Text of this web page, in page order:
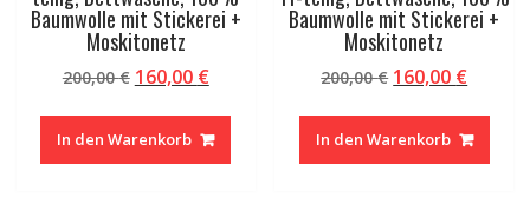
Baumwolle mit Stickerei +
Moskitonetz
200,00€ Ursprünglicher
war:
200,00 €
160,00 €Aktueller
160,00 €.
In den Warenkorb
Baumwolle mit Stickerei +
Moskitonetz
200,00€ Ursprünglicher
war:
200,00 €
160,00 €
160,00
In den Warenkorb